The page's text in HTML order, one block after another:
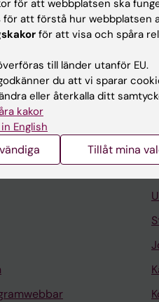
Medicinsk epidemiologi
för att webbplatsen ska
för att förstå hur webbplatsen
för att visa och spåra
till länder utanför EU.
du att vi sparar
eller återkalla ditt
kakor
English
Tillåt mina